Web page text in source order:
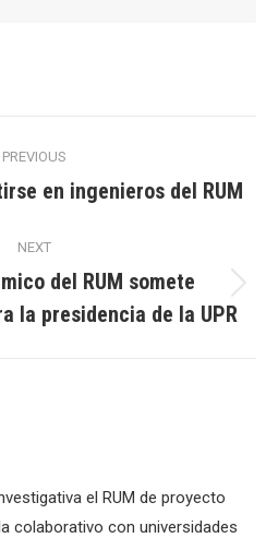
PREVIOUS
Previous
en ingenieros del RUM
NEXT
post:
del RUM somete
la presidencia de la UPR
el RUM de proyecto
colaborativo con universidades